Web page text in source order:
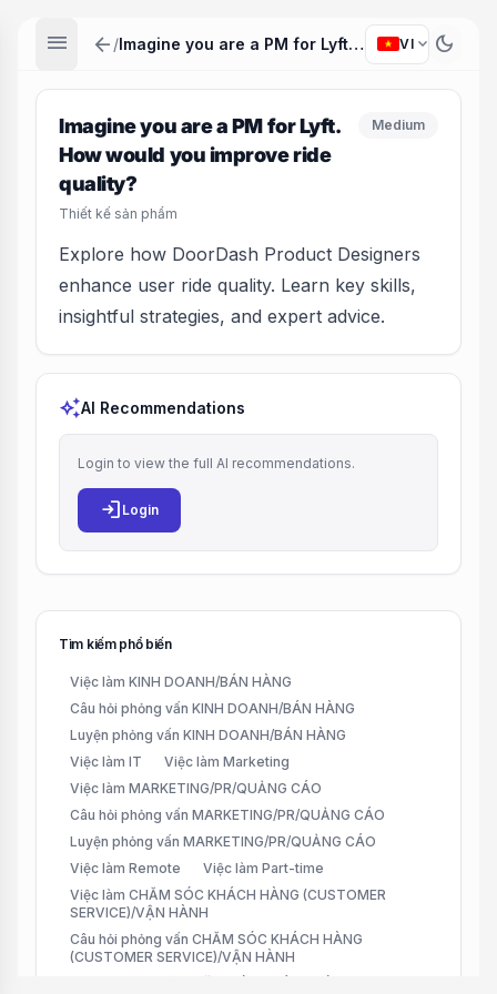
menu arrow_back / Imagine you are a PM for Lyft. How would you improve ride quality? VI expand_more dark_mode
Imagine you are a PM for Lyft.
How would you improve ride
quality?
Thiết kế sản phẩm
Medium
Explore how DoorDash Product Designers
enhance user ride quality. Learn key skills,
insightful strategies, and expert advice.
auto_awesomeAI Recommendations
Login to view the full AI recommendations.
login Login
Tìm kiếm phổ biến
Việc làm KINH DOANH/BÁN HÀNG
Câu hỏi phỏng vấn KINH DOANH/BÁN HÀNG
Luyện phỏng vấn KINH DOANH/BÁN HÀNG
Việc làm IT
Việc làm Marketing
Việc làm MARKETING/PR/QUẢNG CÁO
Câu hỏi phỏng vấn MARKETING/PR/QUẢNG CÁO
Luyện phỏng vấn MARKETING/PR/QUẢNG CÁO
Việc làm Remote
Việc làm Part-time
Việc làm CHĂM SÓC KHÁCH HÀNG (CUSTOMER
SERVICE)/VẬN HÀNH
Câu hỏi phỏng vấn CHĂM SÓC KHÁCH HÀNG
(CUSTOMER SERVICE)/VẬN HÀNH